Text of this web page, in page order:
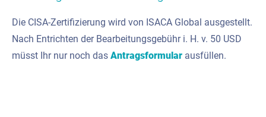
Die CISA-Zertifizierung wird von ISACA Global ausgestellt.
Nach Entrichten der Bearbeitungsgebühr i. H. v. 50 USD
müsst Ihr nur noch das Antragsformular ausfüllen.